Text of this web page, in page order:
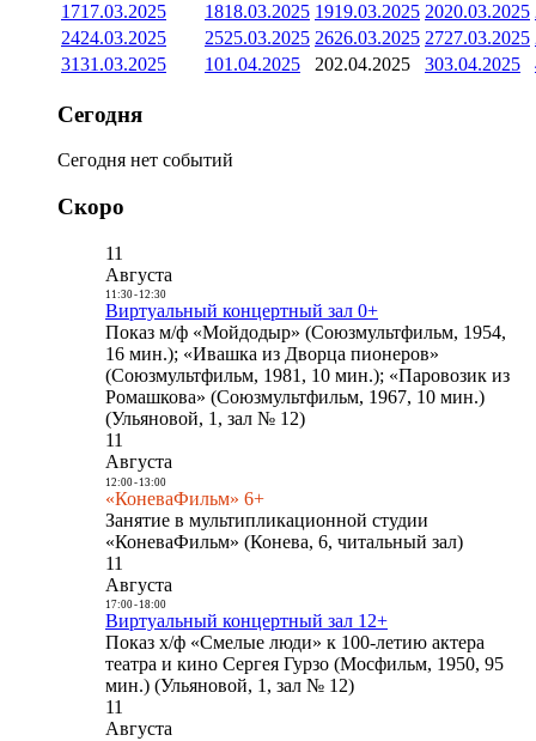
1717.03.2025 1818.03.2025 1919.03.2025 2020.03.2025
2424.03.2025 2525.03.2025 2626.03.2025 2727.03.2025
3131.03.2025 101.04.2025 202.04.2025 303.04.2025
Сегодня
Сегодня нет событий
Скоро
11
Августа
11:30- 12:30
Виртуальный концертный зал 0+
Показ м/ф «Мойдодыр» (Союзмультфильм, 1954,
16 мин.); «Ивашка из Дворца пионеров»
(Союзмультфильм, 1981, 10 мин.); «Паровозик из
Ромашкова» (Союзмультфильм, 1967, 10 мин.)
(Ульяновой, 1, зал № 12)
11
Августа
12:00- 13:00
«КоневаФильм» 6+
Занятие в мультипликационной студии
«КоневаФильм» (Конева, 6, читальный зал)
11
Августа
17:00- 18:00
Виртуальный концертный зал 12+
Показ х/ф «Смелые люди» к 100-летию актера
театра и кино Сергея Гурзо (Мосфильм, 1950, 95
мин.) (Ульяновой, 1, зал № 12)
11
Августа